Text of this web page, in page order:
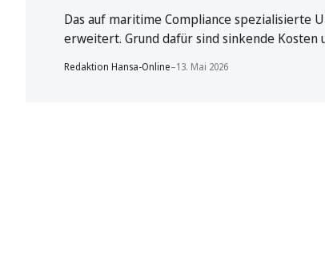
Das auf maritime Compliance spezialisierte
erweitert. Grund dafür sind sinkende Kosten
Redaktion Hansa-Online–13. Mai 2026